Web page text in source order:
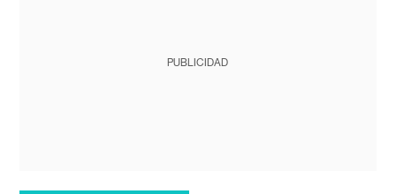
PUBLICIDAD